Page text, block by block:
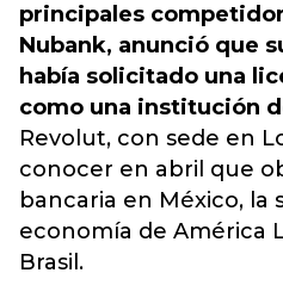
principales
Nubank, anunció que
había solicitado una
como una institución
Revolut, con sede en
conocer en abril que
bancaria en México, la
economía de América
Brasil.